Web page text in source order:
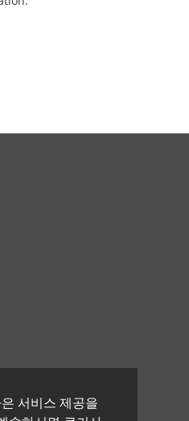
서비스 제공을